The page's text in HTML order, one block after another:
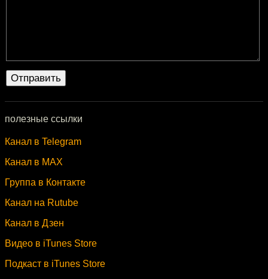
полезные ссылки
Канал в Telegram
Канал в MAX
Группа в Контакте
Канал на Rutube
Канал в Дзен
Видео в iTunes Store
Подкаст в iTunes Store